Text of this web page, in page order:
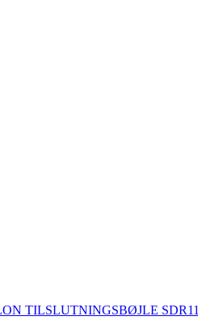
TILSLUTNINGSBØJLE SDR11